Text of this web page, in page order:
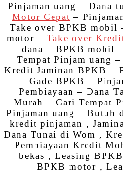
Pinjaman uang – Dana
Motor Cepat –
Take over BPKB mobil
motor – Take over
dana – BPKB mobil
Tempat Pinjam uang
Kredit Jaminan BPKB –
– Gade BPKB –
Pembiayaan – Dana
Murah – Cari Tempat
Pinjaman uang – Butuh
kredit pinjaman ,
Dana Tunai di Wom ,
Pembiayaan Kredit
bekas , Leasing
BPKB motor ,